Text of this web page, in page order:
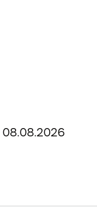
08.08.2026